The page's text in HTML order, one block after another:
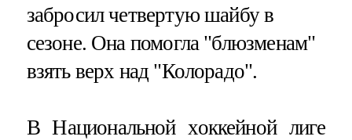
забросил четвертую шайбу в
сезоне. Она помогла "блюзменам"
взять верх над "Колорадо".
В Национальной хоккейной лиге